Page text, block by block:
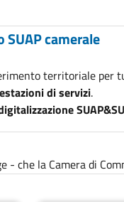
camerale
territoriale per
di servizi.
che la Camera di